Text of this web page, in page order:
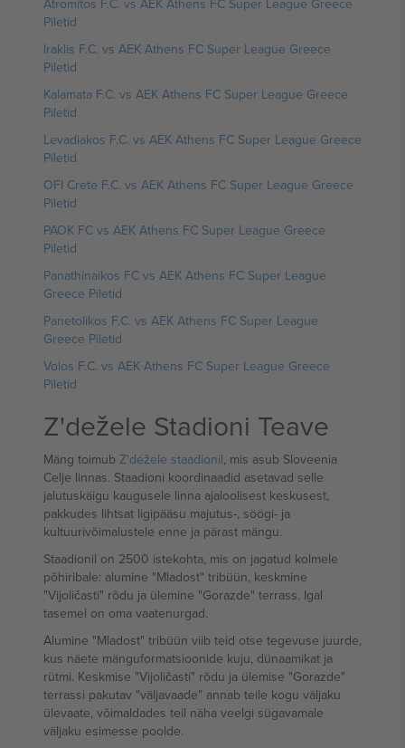
Atromitos F.C. vs AEK Athens FC Super League Greece
Piletid
Iraklis F.C. vs AEK Athens FC Super League Greece
Piletid
Kalamata F.C. vs AEK Athens FC Super League Greece
Piletid
Levadiakos F.C. vs AEK Athens FC Super League Greece
Piletid
OFI Crete F.C. vs AEK Athens FC Super League Greece
Piletid
PAOK FC vs AEK Athens FC Super League Greece
Piletid
Panathinaikos FC vs AEK Athens FC Super League
Greece Piletid
Panetolikos F.C. vs AEK Athens FC Super League
Greece Piletid
Volos F.C. vs AEK Athens FC Super League Greece
Piletid
Z'dežele Stadioni Teave
Mäng toimub Z'déžele staadionil, mis asub Sloveenia
Celje linnas. Staadioni koordinaadid asetavad selle
jalutuskäigu kaugusele linna ajaloolisest keskusest,
pakkudes lihtsat ligipääsu majutus-, söögi- ja
kultuurivõimalustele enne ja pärast mängu.
Staadionil on 2500 istekohta, mis on jagatud kolmele
põhiribale: alumine "Mladost" tribüün, keskmine
"Vijoličasti" rõdu ja ülemine "Gorazde" terrass. Igal
tasemel on oma vaatenurgad.
Alumine "Mladost" tribüün viib teid otse tegevuse juurde,
kus näete mänguformatsioonide kuju, dünaamikat ja
rütmi. Keskmise "Vijoličasti" rõdu ja ülemise "Gorazde"
terrassi pakutav "väljavaade" annab teile kogu väljaku
ülevaate, võimaldades teil näha veelgi sügavamale
väljaku esimesse poolde.